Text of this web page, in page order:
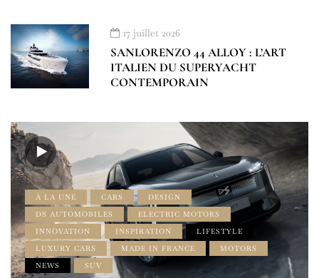
17 juillet 2026
SANLORENZO 44 ALLOY : L’ART
ITALIEN DU SUPERYACHT
CONTEMPORAIN
À LA UNE CARS
DESIGN
DS AUTOMOBILES
ELECTRIC MOTORS
INNOVATION
INSPIRATION
LIFESTYLE
LUXURY CARS
MADE IN FRANCE
MOTORS
NEWS
SUV